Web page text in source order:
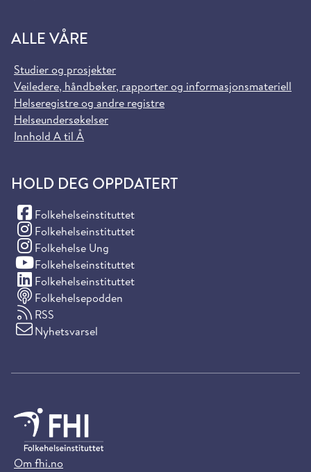
ALLE VÅRE
Studier og prosjekter
Veiledere, håndbøker, rapporter og informasjonsmateriell
Helseregistre og andre registre
Helseundersøkelser
Innhold A til Å
HOLD DEG OPPDATERT
Folkehelseinstituttet
(Facebook)
Folkehelseinstituttet
(Instagram)
Folkehelse Ung
(Instagram)
Folkehelseinstituttet
(YouTube)
Folkehelseinstituttet
(LinkedIn)
Folkehelsepodden
RSS
Nyhetsvarsel
Om fhi.no